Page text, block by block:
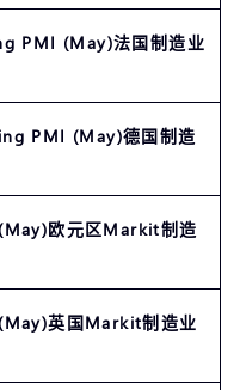
PMI (May)法国制造业
PMI (May)德国制造
欧元区Markit制造
英国Markit制造业